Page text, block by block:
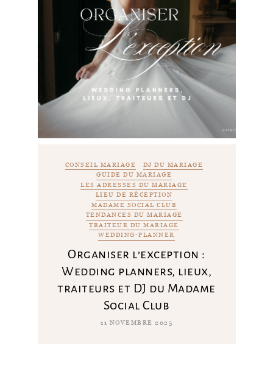
CONSEIL MARIAGE
DJ DU MARIAGE
GUIDE DU MARIAGE
LES ADRESSES DU MARIAGE
LIEU DE RÉCEPTION
MADAME SOCIAL CLUB
TENDANCES DU MARIAGE
TRAITEUR DU MARIAGE
WEDDING-PLANNER
Organiser l’exception :
Wedding planners, lieux,
traiteurs et DJ du Madame
Social Club
11 NOVEMBRE 2025